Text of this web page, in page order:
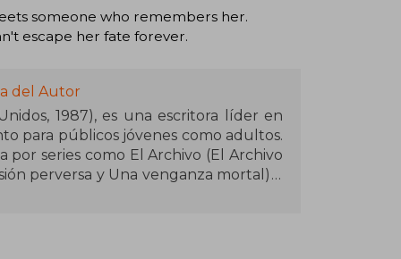
someone who remembers her.
escape her fate forever.
del Autor
1987), es una escritora líder en
para públicos jóvenes como adultos.
por series como El Archivo (El Archivo
perversa y Una venganza mortal) y
más oscura, Concilio de sombras y